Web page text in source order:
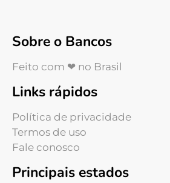
Sobre o Bancos
Feito com ❤ no Brasil
Links rápidos
Política de privacidade
Termos de uso
Fale conosco
Principais estados